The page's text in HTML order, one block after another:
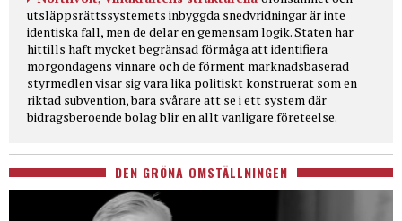
utsläppsrättssystemets inbyggda snedvridningar är inte
identiska fall, men de delar en gemensam logik. Staten har
hittills haft mycket begränsad förmåga att identifiera
morgondagens vinnare och de förment marknadsbaserad
styrmedlen visar sig vara lika politiskt konstruerat som en
riktad subvention, bara svårare att se i ett system där
bidragsberoende bolag blir en allt vanligare företeelse.
DEN GRÖNA OMSTÄLLNINGEN